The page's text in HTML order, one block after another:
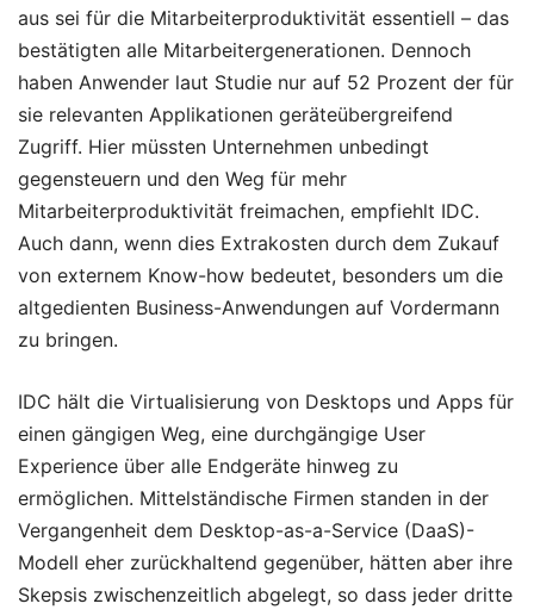
aus sei für die Mitarbeiterproduktivität essentiell – das
bestätigten alle Mitarbeitergenerationen. Dennoch
haben Anwender laut Studie nur auf 52 Prozent der für
sie relevanten Applikationen geräteübergreifend
Zugriff. Hier müssten Unternehmen unbedingt
gegensteuern und den Weg für mehr
Mitarbeiterproduktivität freimachen, empfiehlt IDC.
Auch dann, wenn dies Extrakosten durch dem Zukauf
von externem Know-how bedeutet, besonders um die
altgedienten Business-Anwendungen auf Vordermann
zu bringen.
IDC hält die Virtualisierung von Desktops und Apps für
einen gängigen Weg, eine durchgängige User
Experience über alle Endgeräte hinweg zu
ermöglichen. Mittelständische Firmen standen in der
Vergangenheit dem Desktop-as-a-Service (DaaS)-
Modell eher zurückhaltend gegenüber, hätten aber ihre
Skepsis zwischenzeitlich abgelegt, so dass jeder dritte